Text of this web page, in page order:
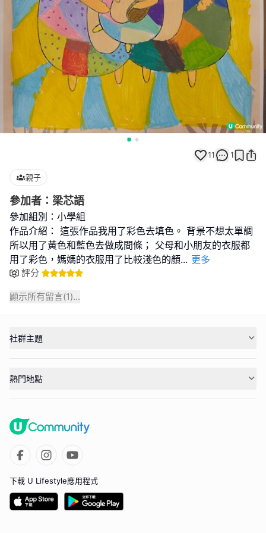
11 1
親子
參加者：梁芯語
參加組別：小學組
作品介紹： 這張作品我用了彩色去填色。 背景不想太單調
所以用了黃色和藍色去做成間條； 父母和小朋友的衣服都
用了彩色，媽媽的衣服用了比較淺色的顏... 更多
評分
顯示所有留言(1)...
社群主題
熱門地點
下載 U Lifestyle應用程式